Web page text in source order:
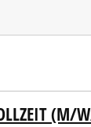
(M/